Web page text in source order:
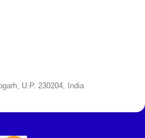
U.P. 230204, India